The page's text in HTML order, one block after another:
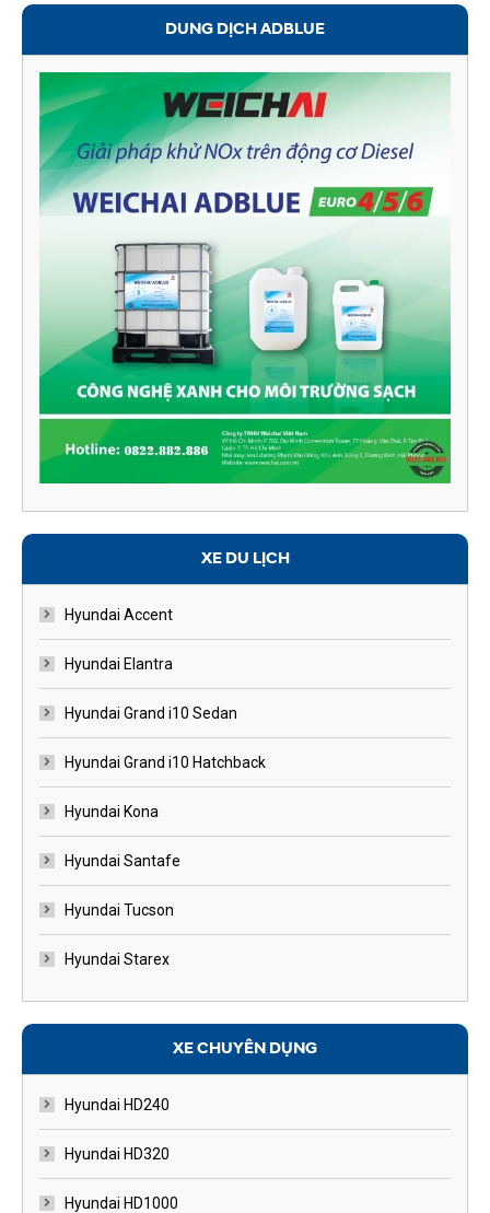
DUNG DỊCH ADBLUE
XE DU LỊCH
Hyundai Accent
Hyundai Elantra
Hyundai Grand i10 Sedan
Hyundai Grand i10 Hatchback
Hyundai Kona
Hyundai Santafe
Hyundai Tucson
Hyundai Starex
XE CHUYÊN DỤNG
Hyundai HD240
Hyundai HD320
Hyundai HD1000